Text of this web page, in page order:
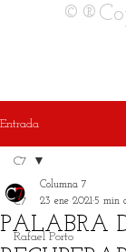
Entrada
C7
Rafael Porto
C7
PALABRA
Columna 7
23 ene 2021 5 min